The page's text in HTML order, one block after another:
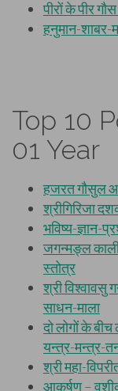
Top 10
01 Year